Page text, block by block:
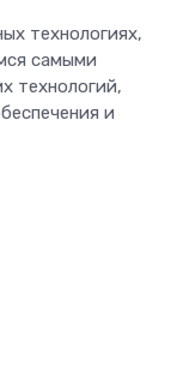
технологиях,
самыми
технологий,
и